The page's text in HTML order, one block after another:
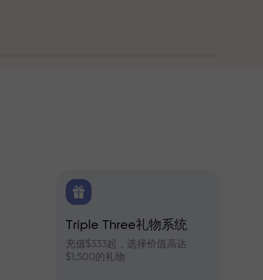
Triple Three礼物系统
充值$333起，选择价值高达
$1,500的礼物